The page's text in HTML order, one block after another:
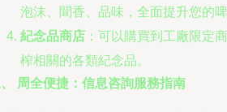
泡沫、聞香、品味，全面提升您的啤
紀念品商店 ：可以購買到工廠限定
榨相關的各類紀念品。
周全便捷：信息咨詢服務指南